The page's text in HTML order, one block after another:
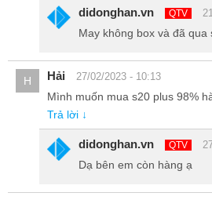
didonghan.vn QTV
May không box và đã qua
H Hải 27/02/2023 - 10:13
Mình muốn mua s20 plus 98%
Trả lời ↓
didonghan.vn QTV
Dạ bên em còn hàng ạ